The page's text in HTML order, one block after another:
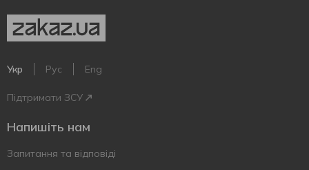
Укр Рус Eng
Підтримати ЗСУ
Напишіть нам
Запитання та відповіді